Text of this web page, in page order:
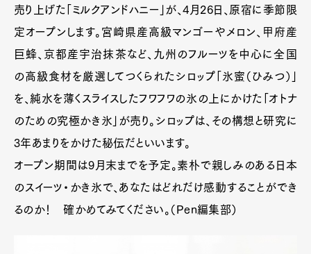
売り上げた「ミルクアンドハニー」が、4月26日、原宿に季節限
定オープンします。宮崎県産高級マンゴーやメロン、甲府産
巨蜂、京都産宇治抹茶など、九州のフルーツを中心に全国
の高級食材を厳選してつくられたシロップ「氷蜜（ひみつ）」
を、純水を薄くスライスしたフワフワの氷の上にかけた「オトナ
のための究極かき氷」が売り。シロップは、その構想と研究に
3年あまりをかけた秘伝だといいます。
オープン期間は9月末までを予定。素朴で親しみのある日本
のスイーツ・かき氷で、あなたはどれだけ感動することができ
るのか！ 確かめてみてください。（Pen編集部）